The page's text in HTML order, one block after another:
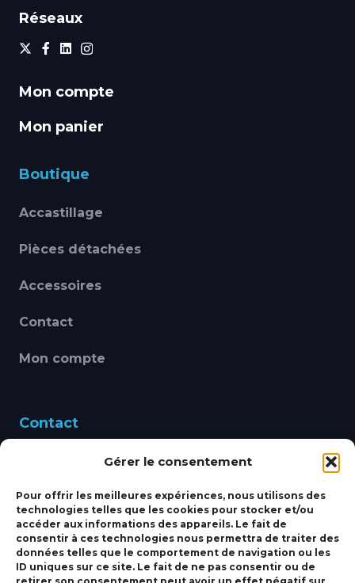
Gérer le consentement
Pour offrir les meilleures expériences, nous utilisons des
technologies telles que les cookies pour stocker et/ou
accéder aux informations des appareils. Le fait de
consentir à ces technologies nous permettra de traiter des
données telles que le comportement de navigation ou les
ID uniques sur ce site. Le fait de ne pas consentir ou de
Réseaux
Mon compte
Mon panier
Boutique
Accastillage
Pièces détachées
Accessoires
Contact
Mon compte
Contact
460 Avenue Alain Le
bbsmarine@bbs-
marine.fr
Fixe:04 27 50 24 50